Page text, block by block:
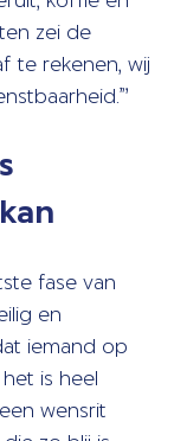
zei de
te rekenen, wij
fase van
en
iemand op
is heel
wensrit